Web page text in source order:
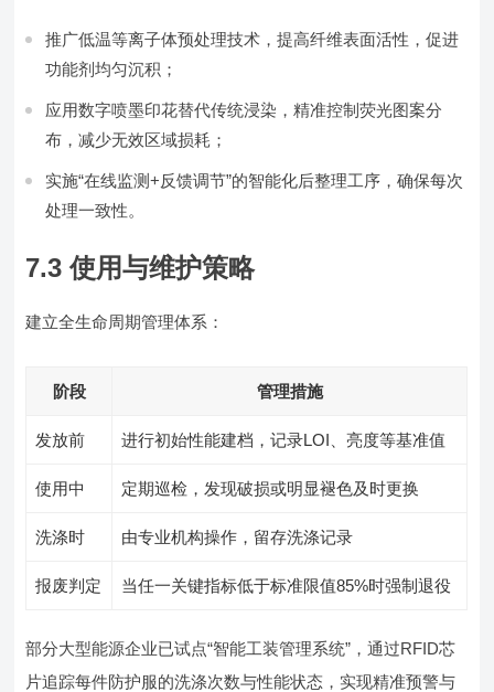
推广低温等离子体预处理技术，提高纤维表面活性，促进
功能剂均匀沉积；
应用数字喷墨印花替代传统浸染，精准控制荧光图案分
布，减少无效区域损耗；
实施“在线监测+反馈调节”的智能化后整理工序，确保每次
处理一致性。
7.3 使用与维护策略
建立全生命周期管理体系：
阶段 管理措施
发放前 进行初始性能建档，记录LOI、亮度等基准值
使用中 定期巡检，发现破损或明显褪色及时更换
洗涤时 由专业机构操作，留存洗涤记录
报废判定 当任一关键指标低于标准限值85%时强制退役
部分大型能源企业已试点“智能工装管理系统”，通过RFID芯
片追踪每件防护服的洗涤次数与性能状态，实现精准预警与